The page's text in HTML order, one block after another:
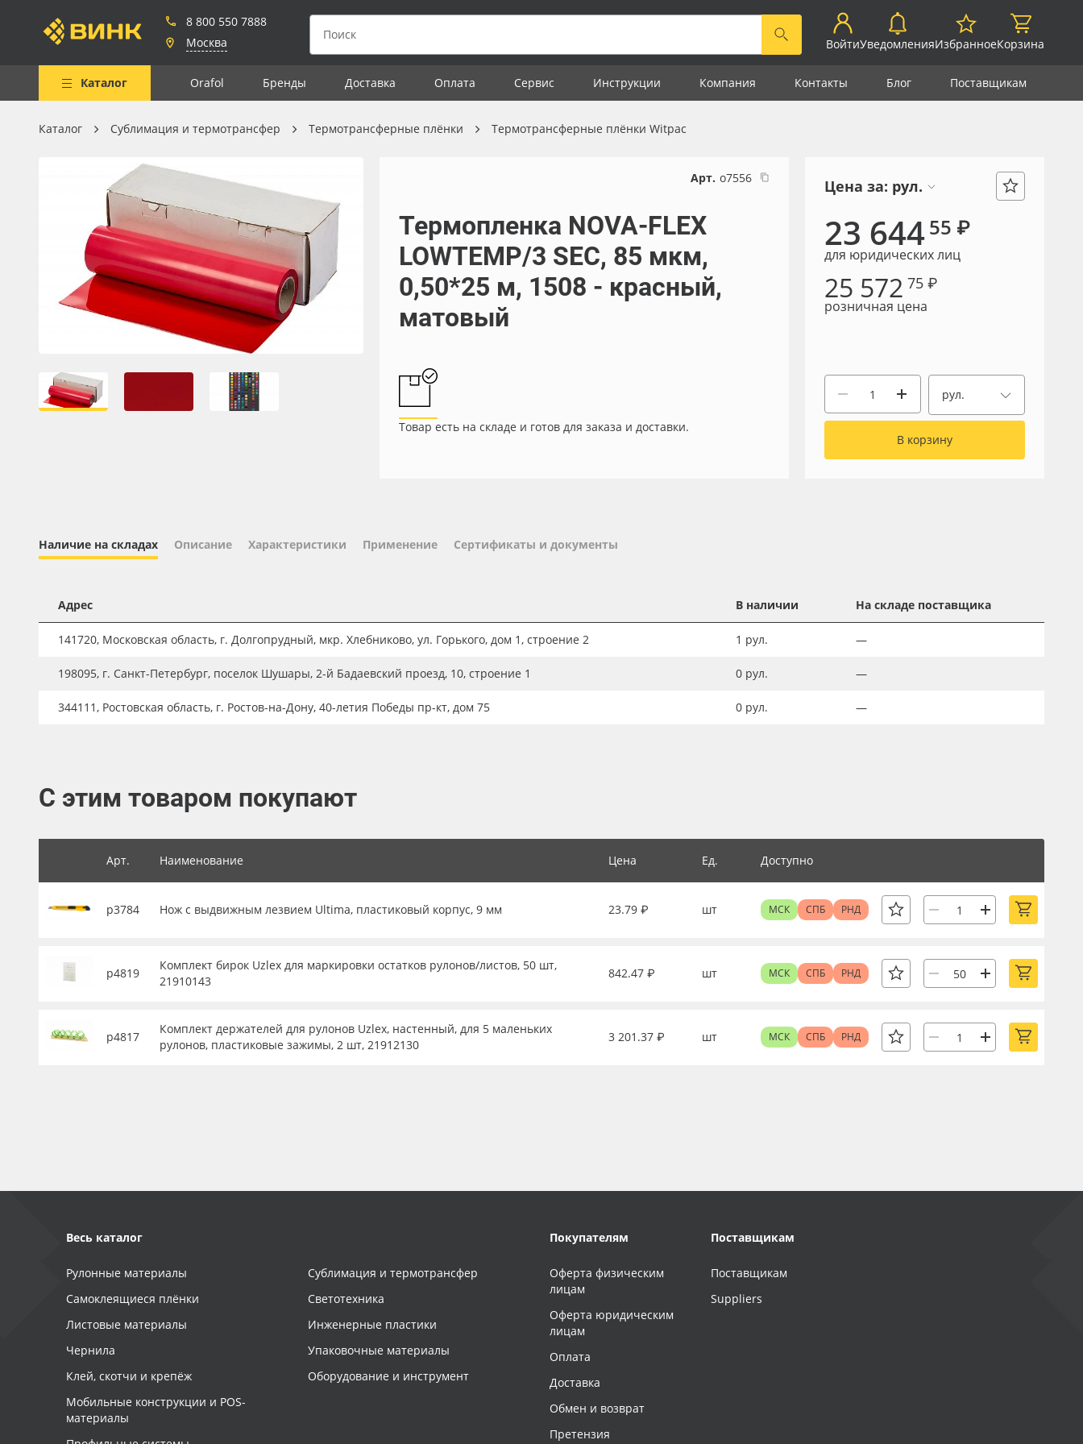
8 800 550 7888
Москва
ВойтиУведомленияИзбранноеКорзина
Каталог Orafol Бренды Доставка Оплата Сервис Инструкции Компания Контакты Блог Поставщикам
Весь каталог
Рулонные материалы
Самоклеящиеся плёнки
Листовые материалы
Чернила
Клей, скотчи и крепёж
Мобильные конструкции и
POS-материалы
Сублимация и термотрансфер
Новинки ассортимента
Плёнка монтажная Oratape
ПЭТ бэклит
Вспененный ПВХ
Каталог Сублимация и термотрансфер Термотрансферные плёнки Термотрансферные плёнки Witpac
Арт. о7556
Термопленка NOVA-FLEX
LOWTEMP/3 SEC, 85 мкм,
0,50*25 м, 1508 - красный,
матовый
Товар есть на складе и готов для заказа и доставки.
Цена за: рул.
23 64455 ₽
для юридических лиц
25 572 75 ₽
розничная цена
рул.
В корзину
Наличие на складах Описание Характеристики Применение Сертификаты и документы
Адрес В наличии На складе поставщика
141720, Московская область, г. Долгопрудный, мкр. Хлебниково, ул. Горького, дом 1, строение 2 1 рул. —
198095, г. Санкт-Петербург, поселок Шушары, 2-й Бадаевский проезд, 10, строение 1 0 рул. —
344111, Ростовская область, г. Ростов-на-Дону, 40-летия Победы пр-кт, дом 75 0 рул. —
С этим товаром покупают
Арт. Наименование Цена Ед. Доступно
р3784 Нож с выдвижным лезвием Ultima, пластиковый корпус, 9 мм 23.79 ₽ шт МСК СПБ РНД
р4819
Комплект бирок Uzlex для маркировки остатков рулонов/листов, 50 шт,
21910143
842.47 ₽ шт МСК СПБ РНД
р4817
Комплект держателей для рулонов Uzlex, настенный, для 5 маленьких
рулонов, пластиковые зажимы, 2 шт, 21912130
3 201.37 ₽ шт МСК СПБ РНД
Весь каталог
Рулонные материалы
Самоклеящиеся плёнки
Листовые материалы
Чернила
Клей, скотчи и крепёж
Мобильные конструкции и POS-
материалы
Сублимация и термотрансфер
Светотехника
Инженерные пластики
Упаковочные материалы
Оборудование и инструмент
Покупателям
Оферта физическим
лицам
Оферта юридическим
лицам
Оплата
Доставка
Обмен и возврат
Претензия
Поставщикам
Поставщикам
Suppliers